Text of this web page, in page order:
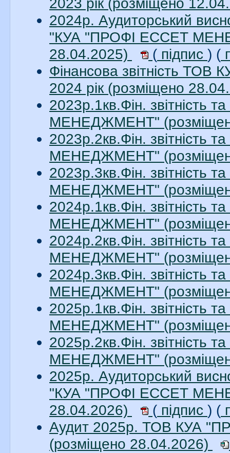
2023 рік (розміщено
2024р. Аудиторський
"КУА "ПРОФІ ЕССЕТ
28.04.2025)
( підпис ) (
Фінансова звітність
2024 рік (розміщено
2023р.1кв.Фін.
МЕНЕДЖМЕНТ"
2023р.2кв.Фін.
МЕНЕДЖМЕНТ"
2023р.3кв.Фін.
МЕНЕДЖМЕНТ"
2024р.1кв.Фін.
МЕНЕДЖМЕНТ"
2024р.2кв.Фін.
МЕНЕДЖМЕНТ"
2024р.3кв.Фін.
МЕНЕДЖМЕНТ"
2025р.1кв.Фін.
МЕНЕДЖМЕНТ"
2025р.2кв.Фін.
МЕНЕДЖМЕНТ"
2025р. Аудиторський
"КУА "ПРОФІ ЕССЕТ
28.04.2026)
( підпис ) (
Аудит 2025р. ТОВ КУА
(розміщено 28.04.2026)